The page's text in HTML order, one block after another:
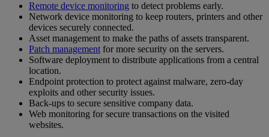
Remote device monitoring to detect problems early.
Network device monitoring to keep routers, printers and other
devices securely connected.
Asset management to make the paths of assets transparent.
Patch managementfor more security on the servers.
Software deployment to distribute applications from a central
location.
Endpoint protection to protect against malware, zero-day
exploits and other security issues.
Back-ups to secure sensitive company data.
Web monitoring for secure transactions on the visited
websites.